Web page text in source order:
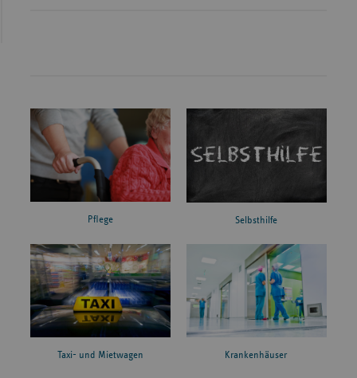
Pflege Selbsthilfe
Taxi- und Mietwagen Krankenhäuser